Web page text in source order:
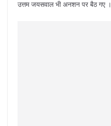
उत्तम जयसवाल भी अनशन पर बैठ गए ।